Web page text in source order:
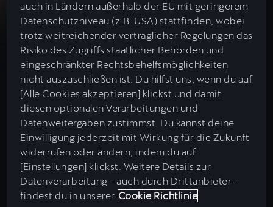
Neuer Raval
Neuer Born
Tavascan
Leon
Leon Sportstourer
Formentor
Elektromobilität
Öffentliches Laden
Zuhause Laden
Ladetarife
Wissenswertes
Ladestationen in Europa
Neuwagensuche
Gebrauchtwagensuche
CUPRA Approved Gebrauchtwagen
Leasing & Finanzierung
Auto Leasing
Concierge Service
Garantie
CUPRA Connect
CUPRA Apps
MY CUPRA
CUPRA Customer Service
WhatsApp-Chat
Newsletter
Roadside Assistance (Pannenhilfe)
Impressum & Rechtliches
Datenschutz & Cookies
Angaben Digital Services Act (DSA)
EU Data Act
auch in Ländern außerhalb der EU mit geringerem
Datenschutzniveau (z.B. USA) stattfinden, wobei
trotz weitreichender vertraglicher Regelungen das
Risiko des Zugriffs staatlicher Behörden und
eingeschränkter Rechtsbehelfsmöglichkeiten
nicht auszuschließen ist. Du hilfst uns, wenn du auf
[Alle Cookies akzeptieren] klickst und damit
diesen optionalen Verarbeitungen und
Datenweitergaben zustimmst. Du kannst deine
Einwilligung jederzeit mit Wirkung für die Zukunft
widerrufen oder ändern, indem du auf
[Einstellungen] klickst. Weitere Details zur
Datenverarbeitung - auch durch Drittanbieter -
findest du in unserer Cookie Richtlinie